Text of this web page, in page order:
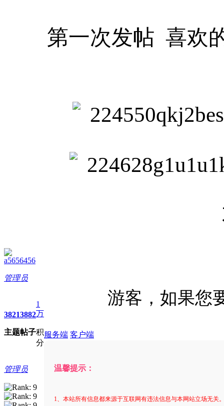
a5656456
管理员
3821
主题
3882
帖子
1
万
积
分
管理员
第一次发帖 喜欢
游客，如果您
服务端 客户端
温馨提示：
1、本站所有信息都来源于互联网有违法信息与本网站立场无关